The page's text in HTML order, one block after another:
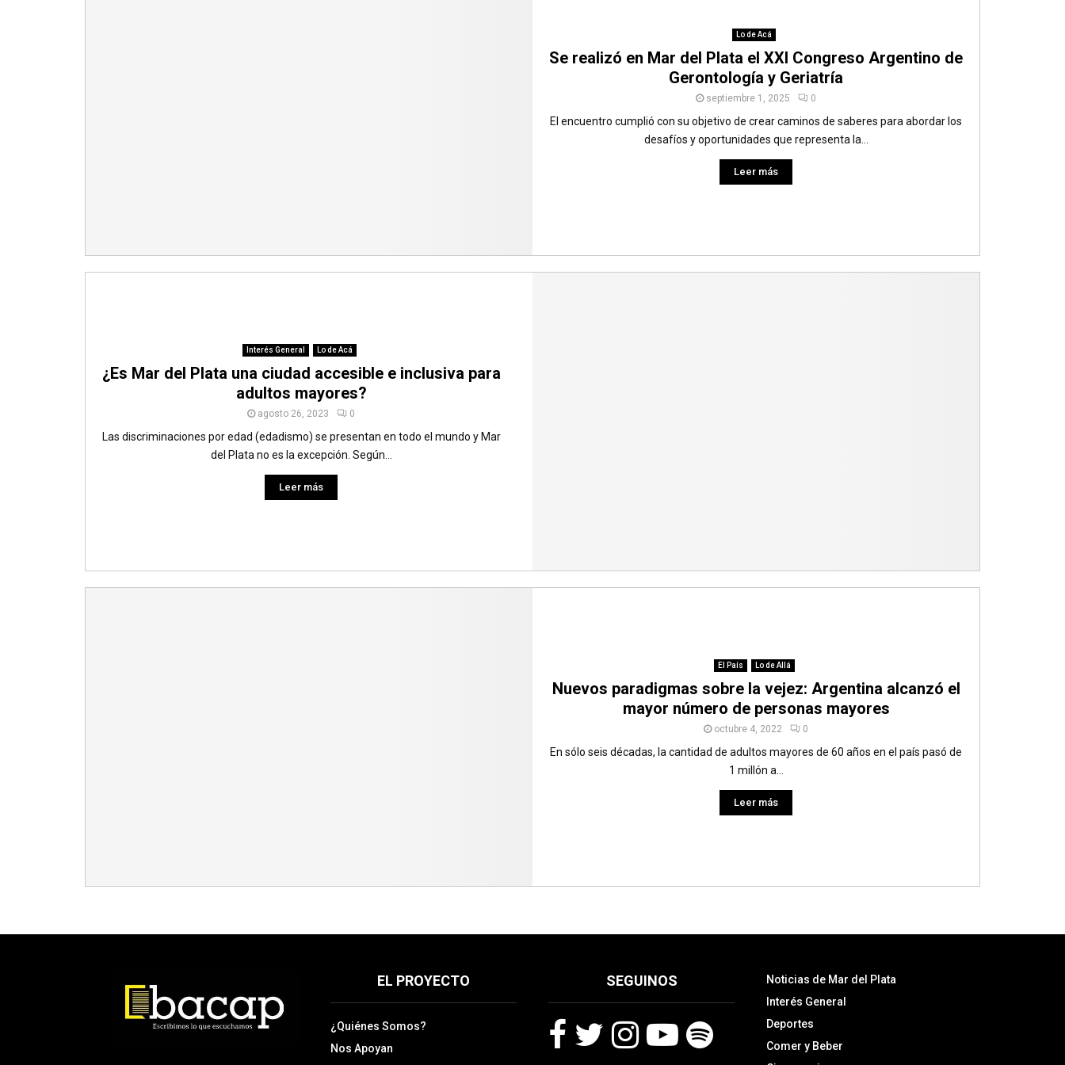
Lo de Acá
Se realizó en Mar del Plata el XXI Congreso Argentino de
Gerontología y Geriatría
septiembre 1, 2025 0
El encuentro cumplió con su objetivo de crear caminos de saberes para abordar los
desafíos y oportunidades que representa la...
Leer más
Interés General Lo de Acá
¿Es Mar del Plata una ciudad accesible e inclusiva para
adultos mayores?
agosto 26, 2023 0
Las discriminaciones por edad (edadismo) se presentan en todo el mundo y Mar
del Plata no es la excepción. Según...
Leer más
El País Lo de Allá
Nuevos paradigmas sobre la vejez: Argentina alcanzó el
mayor número de personas mayores
octubre 4, 2022 0
En sólo seis décadas, la cantidad de adultos mayores de 60 años en el país pasó de
1 millón a...
Leer más
EL PROYECTO
¿Quiénes Somos?
Nos Apoyan
SEGUINOS
Noticias de Mar del Plata
Interés General
Deportes
Comer y Beber